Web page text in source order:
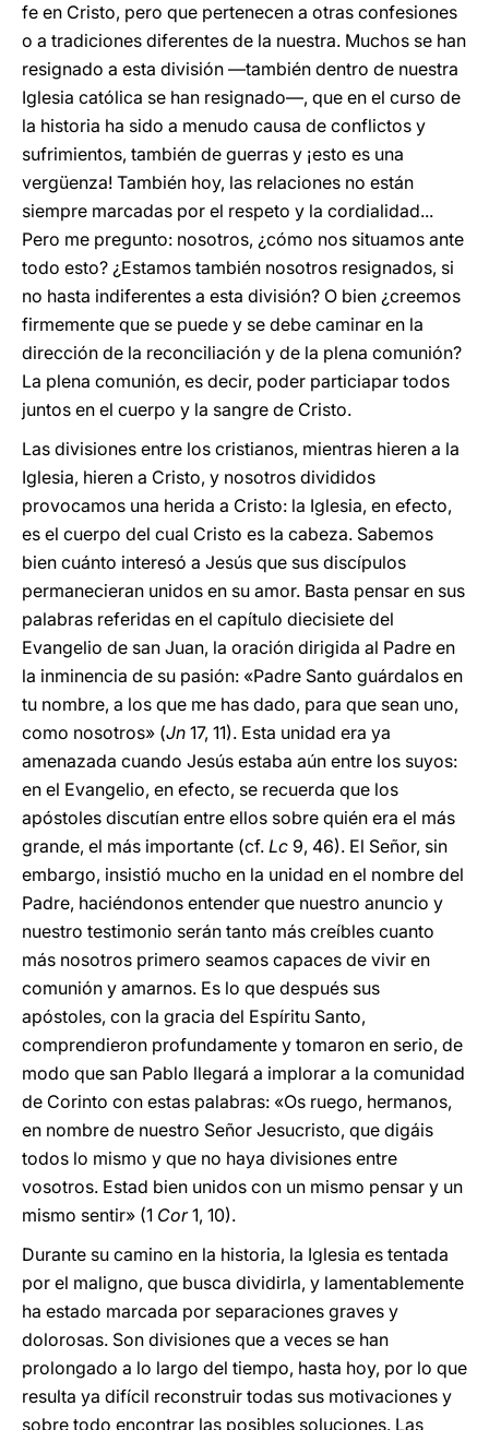
fe en Cristo, pero que pertenecen a otras confesiones
o a tradiciones diferentes de la nuestra. Muchos se han
resignado a esta división —también dentro de nuestra
Iglesia católica se han resignado—, que en el curso de
la historia ha sido a menudo causa de conflictos y
sufrimientos, también de guerras y ¡esto es una
vergüenza! También hoy, las relaciones no están
siempre marcadas por el respeto y la cordialidad...
Pero me pregunto: nosotros, ¿cómo nos situamos ante
todo esto? ¿Estamos también nosotros resignados, si
no hasta indiferentes a esta división? O bien ¿creemos
firmemente que se puede y se debe caminar en la
dirección de la reconciliación y de la plena comunión?
La plena comunión, es decir, poder particiapar todos
juntos en el cuerpo y la sangre de Cristo.
Las divisiones entre los cristianos, mientras hieren a la
Iglesia, hieren a Cristo, y nosotros divididos
provocamos una herida a Cristo: la Iglesia, en efecto,
es el cuerpo del cual Cristo es la cabeza. Sabemos
bien cuánto interesó a Jesús que sus discípulos
permanecieran unidos en su amor. Basta pensar en sus
palabras referidas en el capítulo diecisiete del
Evangelio de san Juan, la oración dirigida al Padre en
la inminencia de su pasión: «Padre Santo guárdalos en
tu nombre, a los que me has dado, para que sean uno,
como nosotros» (Jn 17, 11). Esta unidad era ya
amenazada cuando Jesús estaba aún entre los suyos:
en el Evangelio, en efecto, se recuerda que los
apóstoles discutían entre ellos sobre quién era el más
grande, el más importante (cf. Lc 9, 46). El Señor, sin
embargo, insistió mucho en la unidad en el nombre del
Padre, haciéndonos entender que nuestro anuncio y
nuestro testimonio serán tanto más creíbles cuanto
más nosotros primero seamos capaces de vivir en
comunión y amarnos. Es lo que después sus
apóstoles, con la gracia del Espíritu Santo,
comprendieron profundamente y tomaron en serio, de
modo que san Pablo llegará a implorar a la comunidad
de Corinto con estas palabras: «Os ruego, hermanos,
en nombre de nuestro Señor Jesucristo, que digáis
todos lo mismo y que no haya divisiones entre
vosotros. Estad bien unidos con un mismo pensar y un
mismo sentir» (1 Cor1, 10).
Durante su camino en la historia, la Iglesia es tentada
por el maligno, que busca dividirla, y lamentablemente
ha estado marcada por separaciones graves y
dolorosas. Son divisiones que a veces se han
prolongado a lo largo del tiempo, hasta hoy, por lo que
resulta ya difícil reconstruir todas sus motivaciones y
sobre todo encontrar las posibles soluciones. Las